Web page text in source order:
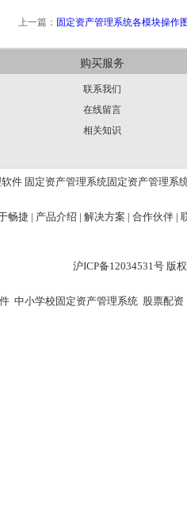
上一篇： 固定资产管理系统各模块操作
购买服务
联系我们
在线留言
相关知识
件 固定资产管理系统固定资产管理系
畅捷 | 产品介绍 | 解决方案 | 合作伙伴 |
沪ICP备12034531号 版
中小学校固定资产管理系统 股票配资